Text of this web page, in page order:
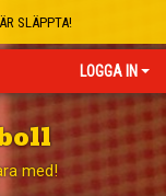
SLÄPPTA!
LOGGA IN
med!